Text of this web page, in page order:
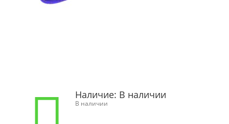
Наличие: В наличии
В наличии